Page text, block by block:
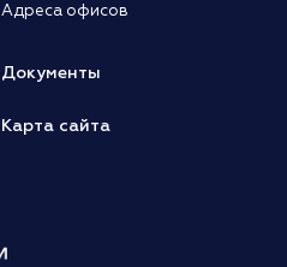
Адреса офисов
Документы
Карта сайта